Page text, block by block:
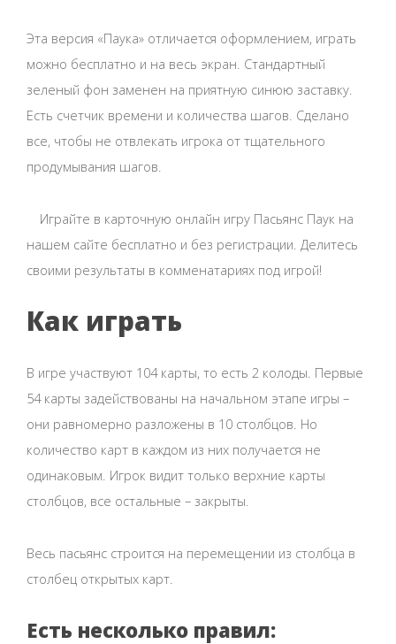
Эта версия «Паука» отличается оформлением, играть
можно бесплатно и на весь экран. Стандартный
зеленый фон заменен на приятную синюю заставку.
Есть счетчик времени и количества шагов. Сделано
все, чтобы не отвлекать игрока от тщательного
продумывания шагов.
Играйте в карточную онлайн игру Пасьянс Паук на
нашем сайте бесплатно и без регистрации. Делитесь
своими результаты в комменатариях под игрой!
Как играть
В игре участвуют 104 карты, то есть 2 колоды. Первые
54 карты задействованы на начальном этапе игры –
они равномерно разложены в 10 столбцов. Но
количество карт в каждом из них получается не
одинаковым. Игрок видит только верхние карты
столбцов, все остальные – закрыты.
Весь пасьянс строится на перемещении из столбца в
столбец открытых карт.
Есть несколько правил: